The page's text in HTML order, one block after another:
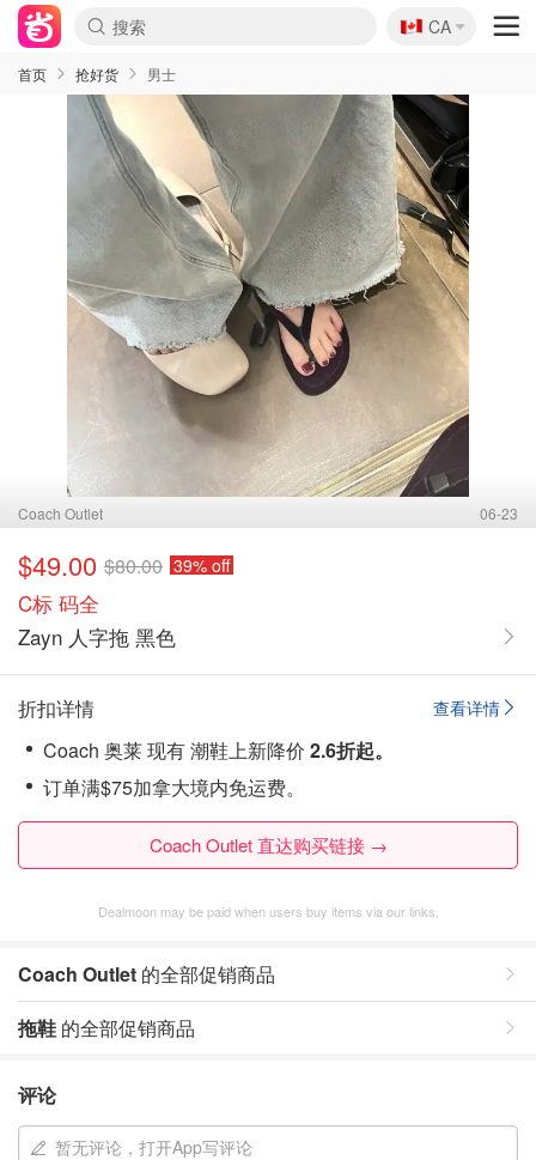
🇨🇦
CA
首页 抢好货 男士
Coach Outlet 06-23
$49.00 $80.00 39% off
C标 码全
Zayn 人字拖 黑色
查看详情
折扣详情
Coach 奥莱 现有 潮鞋上新降价 2.6折起。
订单满$75加拿大境内免运费。
Coach Outlet 直达购买链接 →
Dealmoon may be paid when users buy items via our links.
Coach Outlet 的全部促销商品
拖鞋 的全部促销商品
评论
暂无评论，打开App写评论